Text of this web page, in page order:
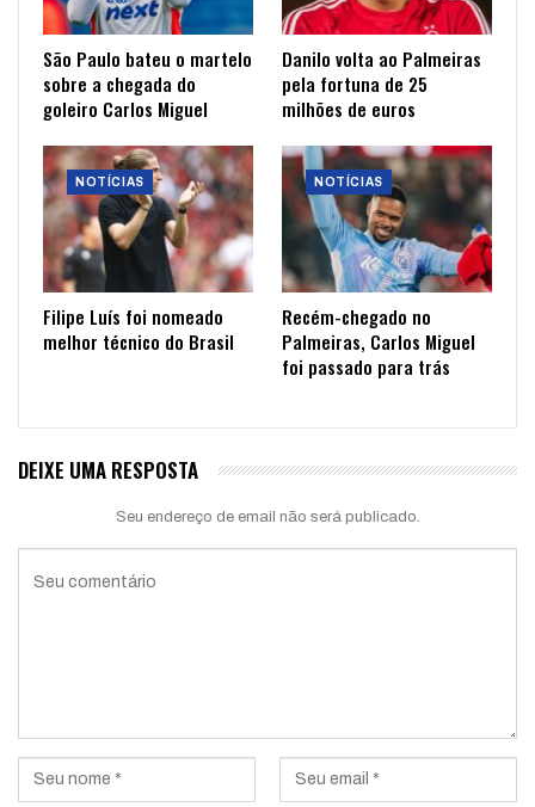
São Paulo bateu o martelo
sobre a chegada do
goleiro Carlos Miguel
Danilo volta ao Palmeiras
pela fortuna de 25
milhões de euros
NOTÍCIAS
Filipe Luís foi nomeado
melhor técnico do Brasil
NOTÍCIAS
Recém-chegado no
Palmeiras, Carlos Miguel
foi passado para trás
DEIXE UMA RESPOSTA
Seu endereço de email não será publicado.